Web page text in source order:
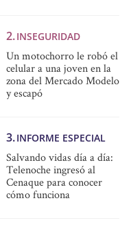
INSEGURIDAD
Un motochorro le robó el
celular a una joven en la
zona del Mercado Modelo
y escapó
INFORME ESPECIAL
Salvando vidas día a día:
Telenoche ingresó al
Cenaque para conocer
cómo funciona